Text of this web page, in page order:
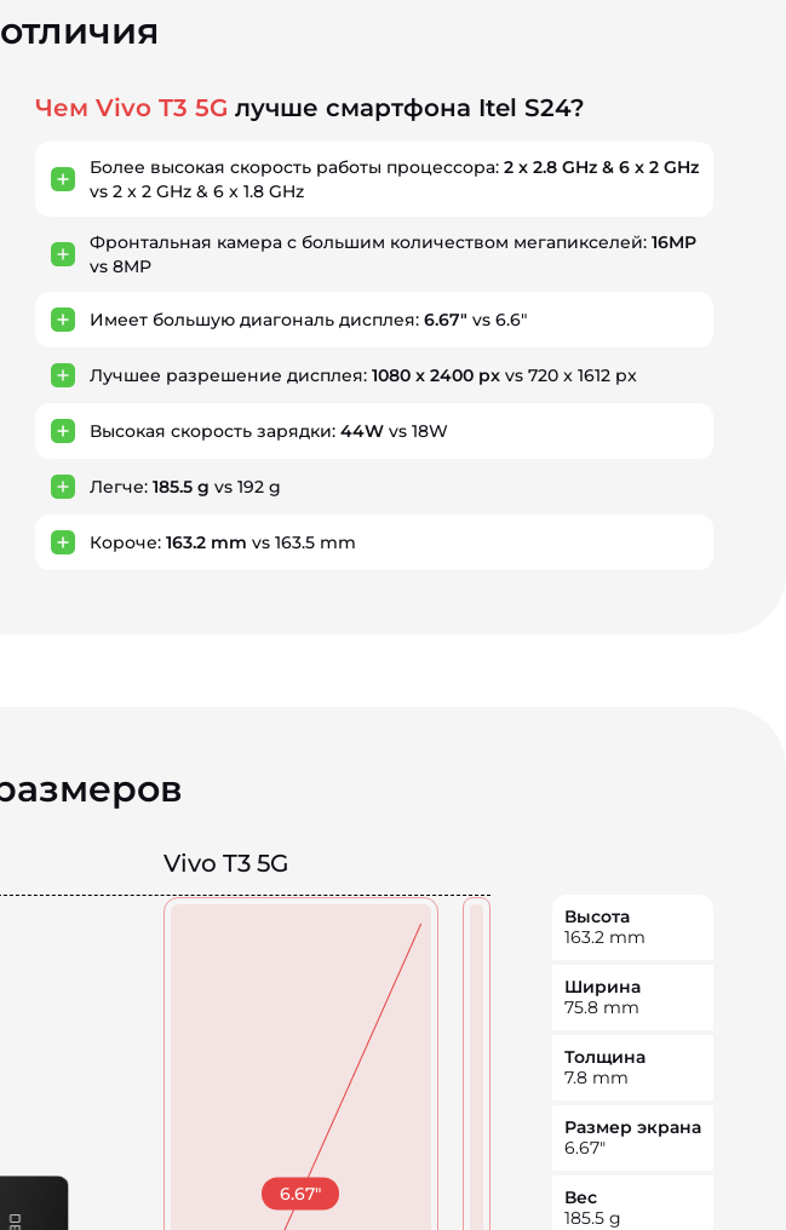
Чем Vivo T3 5G лучше смартфона Itel S24?
Более высокая скорость работы процессора: 2 x 2.8 GHz & 6 x 2 GHz
vs 2 x 2 GHz & 6 x 1.8 GHz
Фронтальная камера с большим количеством мегапикселей: 16MP
vs 8MP
Имеет большую диагональ дисплея: 6.67" vs 6.6"
Лучшее разрешение дисплея: 1080 x 2400 pxvs 720 x 1612 px
Высокая скорость зарядки: 44Wvs 18W
Легче: 185.5 g vs 192 g
Короче: 163.2 mm vs 163.5 mm
Vivo T3 5G
6.67"
Высота
163.2 mm
Ширина
75.8 mm
Толщина
7.8 mm
Размер экрана
6.67"
Вес
185.5 g